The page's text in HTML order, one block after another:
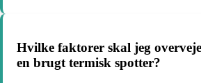
Hvilke faktorer skal jeg
en brugt termisk spotter?